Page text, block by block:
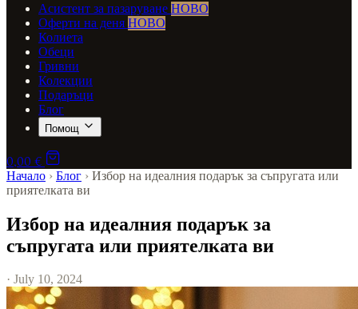
Асистент за пазаруване НОВО
Оферти на деня НОВО
Колиета
Обеци
Гривни
Колекции
Подаръци
Блог
Помощ
0,00 €
Начало › Блог › Избор на идеалния подарък за съпругата или
приятелката ви
Избор на идеалния подарък за
съпругата или приятелката ви
· July 10, 2024